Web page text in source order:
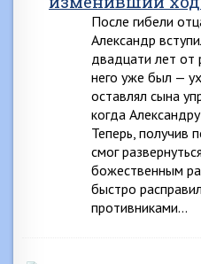
После гибели
Александр
двадцати лет от
него уже был —
оставлял сына
когда
Теперь, получив
смог
божественным
быстро
противниками…